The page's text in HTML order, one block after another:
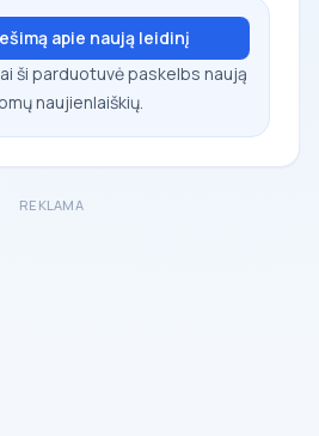
apie naują leidinį
ši parduotuvė paskelbs naują
naujienlaiškių.
REKLAMA